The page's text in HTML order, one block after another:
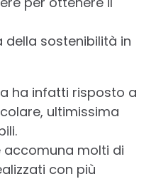
della sostenibilità in
ha infatti risposto a
ultimissima
accomuna molti di
con più